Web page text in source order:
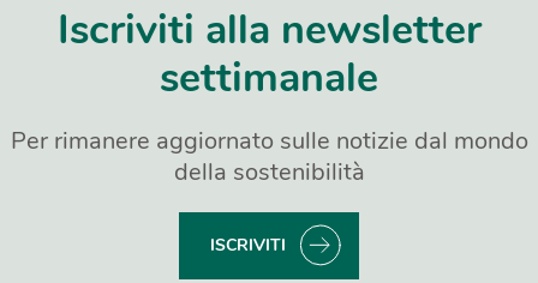
Iscriviti alla newsletter
settimanale
Per rimanere aggiornato sulle notizie dal mondo
della sostenibilità
ISCRIVITI